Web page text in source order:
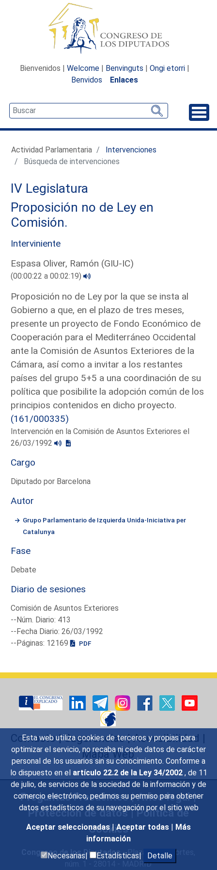
Esta web utiliza cookies de terceros y propias para
optimizar el servicio, no recaba ni cede datos de carácter
personal de los usuarios sin su conocimiento. Conforme a
lo dispuesto en el artículo 22.2 de la Ley 34/2002 , de 11
de julio, de servicios de la sociedad de la información y de
comercio electrónico, pedimos su permiso para obtener
datos estadísticos de su navegación por el sitio web
Aceptar seleccionadas | Aceptar todas | Más
información
Necesarias|
Estadísticas| Detalle
Bienvenidos | Welcome | Benvinguts | Ongi etorri |
Benvidos
Enlaces
Actividad Parlamentaria
Intervenciones
Búsqueda de intervenciones
IV Legislatura
Proposición no de Ley en
Comisión.
Interviniente
Espasa Oliver, Ramón (GIU-IC)
(00:00:22 a 00:02:19)
Proposición no de Ley por la que se insta al
Gobierno a que, en el plazo de tres meses,
presente un proyecto de Fondo Económico de
Cooperación para el Mediterráneo Occidental
ante la Comisión de Asuntos Exteriores de la
Cámara, así como a invitar a los restantes
países del grupo 5+5 a una coordinación de su
política que posibilite la adopción común de los
principios contenidos en dicho proyecto.
(161/000335)
Intervención en la Comisión de Asuntos Exteriores el
26/03/1992
Cargo
Diputado por Barcelona
Autor
Grupo Parlamentario de Izquierda Unida-Iniciativa per
Catalunya
Fase
Debate
Diario de sesiones
Comisión de Asuntos Exteriores
--Núm. Diario: 413
--Fecha Diario: 26/03/1992
--Páginas: 12169
PDF
Contacto|Sugerencias|Accesibilidad |
Mapa Web
Preguntas Frecuentes|Aviso legal|
Protección de datos|Política de
Cookies
Congreso de los Diputados- Plaza de las Cortes,
núm. 1 - 28014 - MADRID